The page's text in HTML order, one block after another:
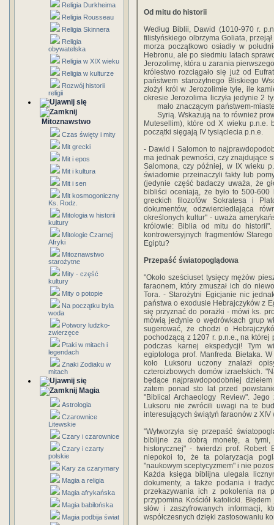
Religia Durkheima
Religia Rousseau
Religia Skinnera
Religia
obywatelska
Religia w XIX wieku
Religia w kulturze
Rozwój historii
religii
Mitoznawstwo
Czas święty i mity
Mit grecki
Mit i epos
Mit i kultura
Mit i sen
Mit kosmogoniczny
Ks. Rodz.
Mitologia w historii
kultury
Mitologie Czarnej
Afryki
Mitoznawstwo
starożytne
Mity - część
kultury
Mity o potopie
Na początku była
woda
Potwory ludzko-
zwierzęce
Ptaki w mitach i
legendach
Znaki Zodiaku w
mitach
Magia
Astrologia
Czarownice
Litewskie
Czary i czarownice
Czary i czarty
polskie
Kary za czarymary
Magia a religia
Magia afrykańska
Magia babilońska
Magia podbija świat
Od mitu do historii
Według Biblii, Dawid (1010-970 r.
filistyńskiego olbrzyma Goliata,
morza początkowo osiadły w
Hebronu, ale po siedmiu latach
Jerozolimę, która u zarania
królestwo rozciągało się już od
państwem starożytnego Bliskiego
złożył król w Jerozolimie tyle, ile
okresie Jerozolima liczyła jedynie 2
mało znaczącym państwem-
Syrią. Wskazują na to również
Mutesellim), które od X wieku p.n.e.
początki sięgają IV tysiąclecia p.n.e.
- Dawid i Salomon to
ma jednak pewności, czy znajdujące
Salomona, czy później, w IX wieku
świadomie przeinaczyli fakty lub
(jedynie część badaczy uważa, że
bibliści oceniają, że było to 500-
greckich filozofów Sokratesa i
dokumentów, odzwierciedlająca
określonych kultur" - uważa
królowie: Biblia od mitu do
kontrowersyjnych fragmentów
Egiptu?
Przepaść światopoglądowa
"Około sześciuset tysięcy mężów
faraonem, który zmuszał ich do
Tora. - Starożytni Egicjanie nic
państwa o exodusie Hebrajczyków z
się przyznać do porażki - mówi ks.
mówią jedynie o wędrówkach grup
sugerować, że chodzi o
pochodzącą z 1207 r. p.n.e., na
podczas karnej ekspedycji! Tym
egiptologa prof. Manfreda Bietaka.
koło Luksoru uczony znalazł
czteroizbowych domów izraelskich.
będące najprawdopodobniej
zatem ponad sto lat przed
"Biblical Archaeology Review". Jego
Luksoru nie zwrócili uwagi na te
interesujących świątyń faraonów z XIV
"Wytworzyła się przepaść
biblijne za dobrą monetę, a tymi,
historycznej" - twierdzi prof. Robert
niepokoi to, że ta polaryzacja
"naukowym sceptycyzmem" i nie
Każda księga biblijna ulegała
dokumenty, a także podania i
przekazywania ich z pokolenia na
przypomina Kościół katolicki.
słów i zaszyfrowanych informacji,
współczesnych dzięki zastosowaniu